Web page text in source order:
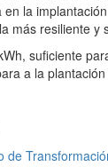
la
más resiliente y
suficiente
a la
de